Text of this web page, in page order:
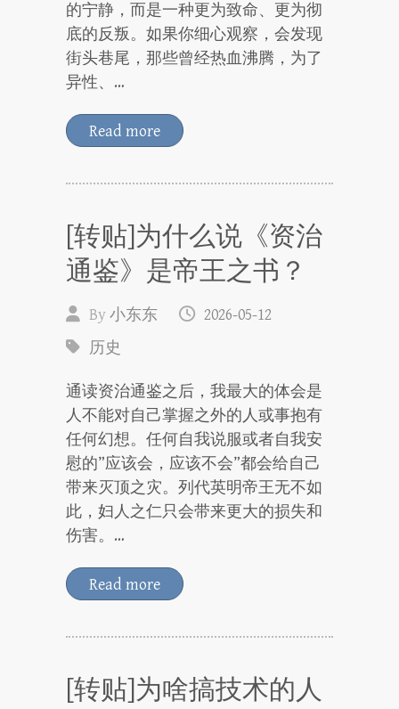
的宁静，而是一种更为致命、更为彻
底的反叛。如果你细心观察，会发现
街头巷尾，那些曾经热血沸腾，为了
异性、…
Read more
[转贴]为什么说《资治
通鉴》是帝王之书？
By小东东
2026-05-12
历史
通读资治通鉴之后，我最大的体会是
人不能对自己掌握之外的人或事抱有
任何幻想。任何自我说服或者自我安
慰的”应该会，应该不会”都会给自己
带来灭顶之灾。列代英明帝王无不如
此，妇人之仁只会带来更大的损失和
伤害。…
Read more
[转贴]为啥搞技术的人